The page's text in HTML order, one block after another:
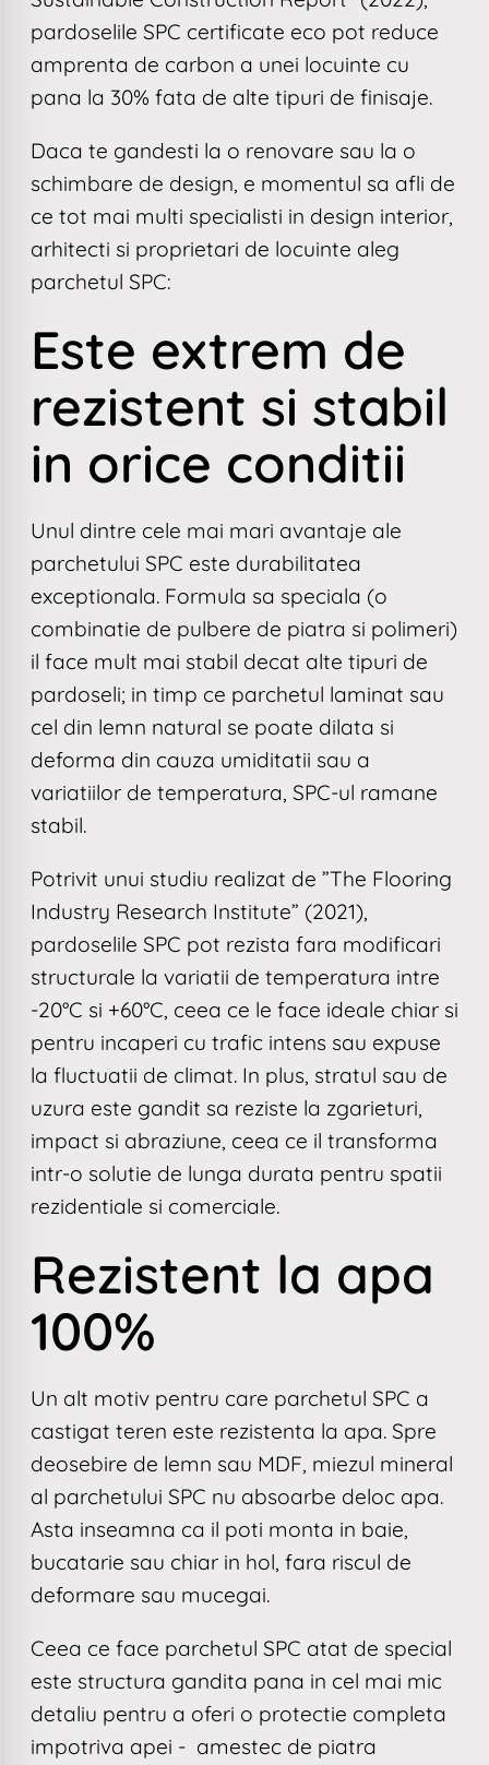
pardoselile SPC certificate eco pot reduce
amprenta de carbon a unei locuinte cu
pana la 30% fata de alte tipuri de finisaje.
Daca te gandesti la o renovare sau la o
schimbare de design, e momentul sa afli de
ce tot mai multi specialisti in design interior,
arhitecti si proprietari de locuinte aleg
parchetul SPC:
Este extrem de
rezistent si stabil
in orice conditii
Unul dintre cele mai mari avantaje ale
parchetului SPC este durabilitatea
exceptionala. Formula sa speciala (o
combinatie de pulbere de piatra si polimeri)
il face mult mai stabil decat alte tipuri de
pardoseli; in timp ce parchetul laminat sau
cel din lemn natural se poate dilata si
deforma din cauza umiditatii sau a
variatiilor de temperatura, SPC-ul ramane
stabil.
Potrivit unui studiu realizat de ”The Flooring
Industry Research Institute” (2021),
pardoselile SPC pot rezista fara modificari
structurale la variatii de temperatura intre
-20°C si +60°C, ceea ce le face ideale chiar si
pentru incaperi cu trafic intens sau expuse
la fluctuatii de climat. In plus, stratul sau de
uzura este gandit sa reziste la zgarieturi,
impact si abraziune, ceea ce il transforma
intr-o solutie de lunga durata pentru spatii
rezidentiale si comerciale.
Rezistent la apa
100%
Un alt motiv pentru care parchetul SPC a
castigat teren este rezistenta la apa. Spre
deosebire de lemn sau MDF, miezul mineral
al parchetului SPC nu absoarbe deloc apa.
Asta inseamna ca il poti monta in baie,
bucatarie sau chiar in hol, fara riscul de
deformare sau mucegai.
Ceea ce face parchetul SPC atat de special
este structura gandita pana in cel mai mic
detaliu pentru a oferi o protectie completa
impotriva apei - amestec de piatra